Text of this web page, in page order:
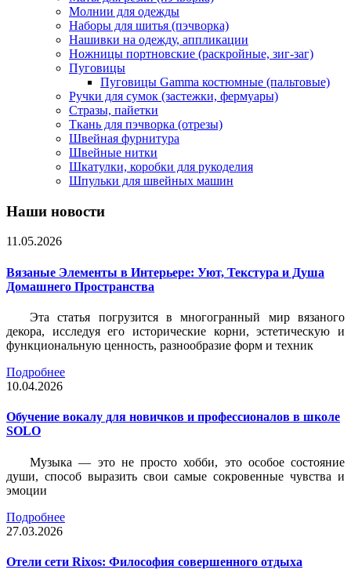
Молнии для одежды
Наборы для шитья (пэчворка)
Нашивки на одежду, аппликации
Ножницы портновские (раскройные, зиг-заг)
Пуговицы
Пуговицы Gamma костюмные (пальтовые)
Ручки для сумок (застежки, фермуары)
Стразы, пайетки
Ткань для пэчворка (отрезы)
Швейная фурнитура
Швейные нитки
Шкатулки, коробки для рукоделия
Шпульки для швейных машин
Наши новости
11.05.2026
Вязаные Элементы в Интерьере: Уют, Текстура и Душа
Домашнего Пространства
Эта статья погрузится в многогранный мир вязаного
декора, исследуя его исторические корни, эстетическую и
функциональную ценность, разнообразие форм и техник
Подробнее
10.04.2026
Обучение вокалу для новичков и профессионалов в школе
SOLO
Музыка — это не просто хобби, это особое состояние
души, способ выразить свои самые сокровенные чувства и
эмоции
Подробнее
27.03.2026
Отели сети Rixos: Философия совершенного отдыха